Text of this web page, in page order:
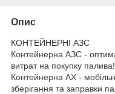
Опис
КОНТЕЙНЕРНІ АЗС
Контейнерна АЗС -
витрат на покупку палива!
Контейнерна АХ -
зберігання та заправки